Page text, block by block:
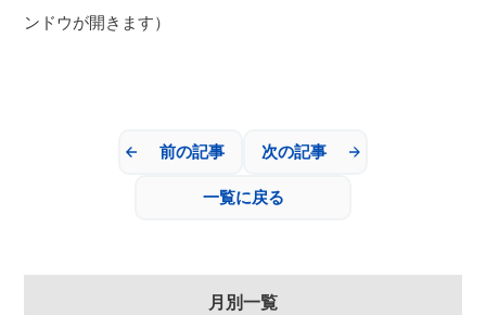
ンドウが開きます）
前の記事
一覧に戻る
次の記事
月別一覧